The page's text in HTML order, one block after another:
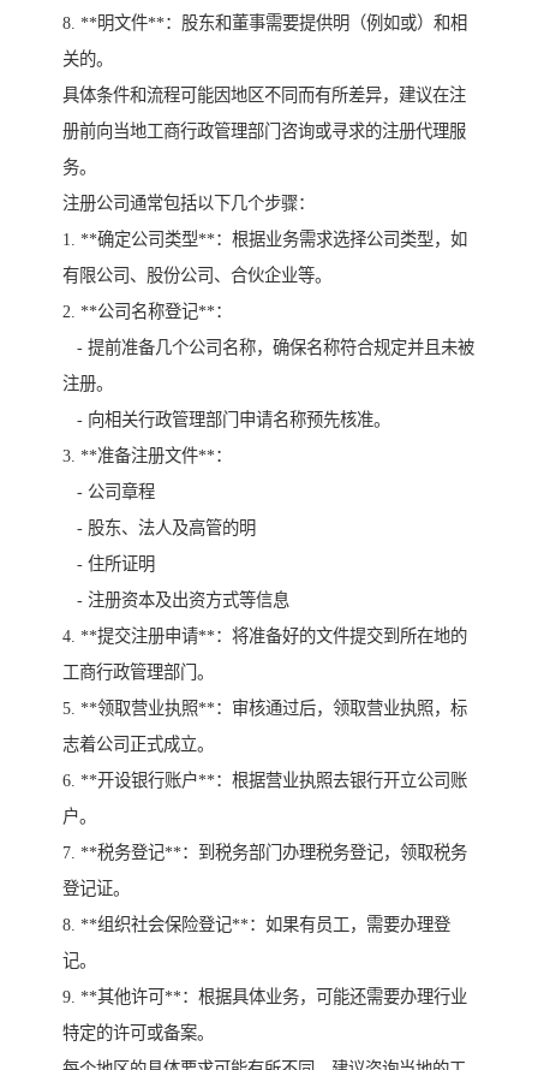
8. **明文件**：股东和董事需要提供明（例如或）和相
关的。
具体条件和流程可能因地区不同而有所差异，建议在注
册前向当地工商行政管理部门咨询或寻求的注册代理服
务。
注册公司通常包括以下几个步骤：
1. **确定公司类型**：根据业务需求选择公司类型，如
有限公司、股份公司、合伙企业等。
2. **公司名称登记**：
- 提前准备几个公司名称，确保名称符合规定并且未被
注册。
- 向相关行政管理部门申请名称预先核准。
3. **准备注册文件**：
- 公司章程
- 股东、法人及高管的明
- 住所证明
- 注册资本及出资方式等信息
4. **提交注册申请**：将准备好的文件提交到所在地的
工商行政管理部门。
5. **领取营业执照**：审核通过后，领取营业执照，标
志着公司正式成立。
6. **开设银行账户**：根据营业执照去银行开立公司账
户。
7. **税务登记**：到税务部门办理税务登记，领取税务
登记证。
8. **组织社会保险登记**：如果有员工，需要办理登
记。
9. **其他许可**：根据具体业务，可能还需要办理行业
特定的许可或备案。